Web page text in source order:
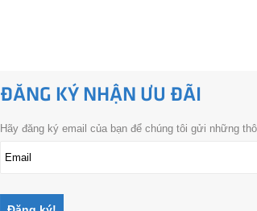
ĐĂNG KÝ NHẬN ƯU ĐÃI
Hãy đăng ký email của bạn để chúng tôi gửi những